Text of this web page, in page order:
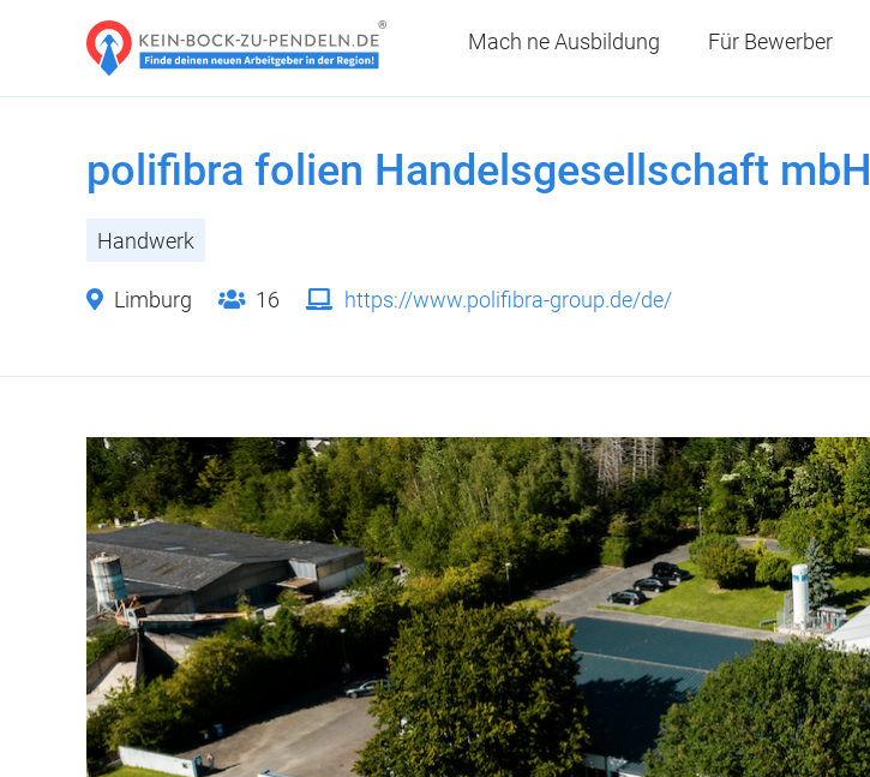
Mach ne Ausbildung Für Bewerber
polifibra folien Handelsgesellschaft mbH
Handwerk
Limburg 16 https://www.polifibra-group.de/de/